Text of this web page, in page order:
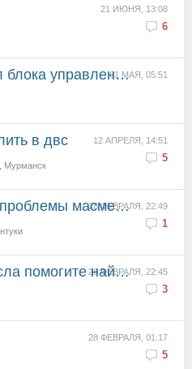
21 ИЮНЯ, 13:08
6
01 МАЯ, 05:51
на R51 11гв 190лс
12 АПРЕЛЯ, 14:51
5
в двс
Мурманск
28 ФЕВРАЛЯ, 22:49
1
масменого голодания
28 ФЕВРАЛЯ, 22:45
3
найти на YD25DDTI
28 ФЕВРАЛЯ, 01:17
5